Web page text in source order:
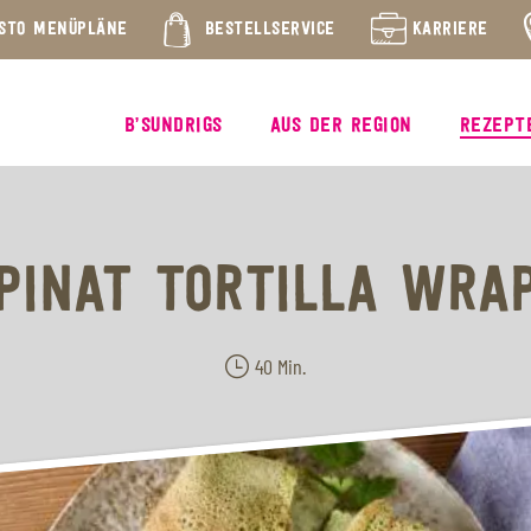
MENÜPLÄNE BESTELLSERVICE KARRIERE
B’SUNDRIGS AUS DER REGION
TORTILLA
40 Min.